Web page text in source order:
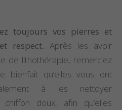
toujours vos pierres et
respect. Après les avoir
de lithothérapie, remerciez
bienfait qu’elles vous ont
à les nettoyer
doux, afin qu’elles